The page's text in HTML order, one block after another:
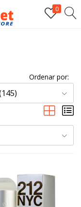
0
para iniciar
Ordenar por: